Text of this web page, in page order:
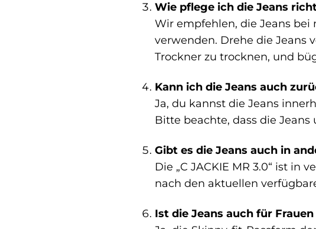
Wie pflege ich die Jeans
Wir empfehlen, die Jeans
verwenden. Drehe die Jeans
Trockner zu trocknen, und
Kann ich die Jeans auch
Ja, du kannst die Jeans
Bitte beachte, dass die
Gibt es die Jeans auch in
Die „C JACKIE MR 3.0“ ist
nach den aktuellen
Ist die Jeans auch für